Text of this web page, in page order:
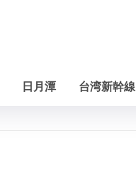
日月潭 台湾新幹線